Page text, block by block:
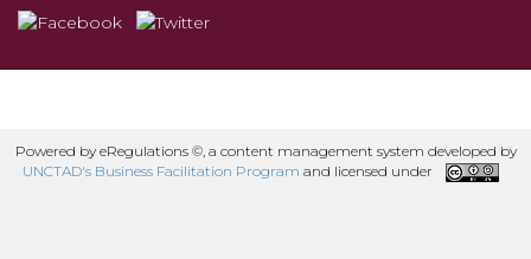
Powered by eRegulations ©, a content management system developed by
UNCTAD's Business Facilitation Program and licensed under